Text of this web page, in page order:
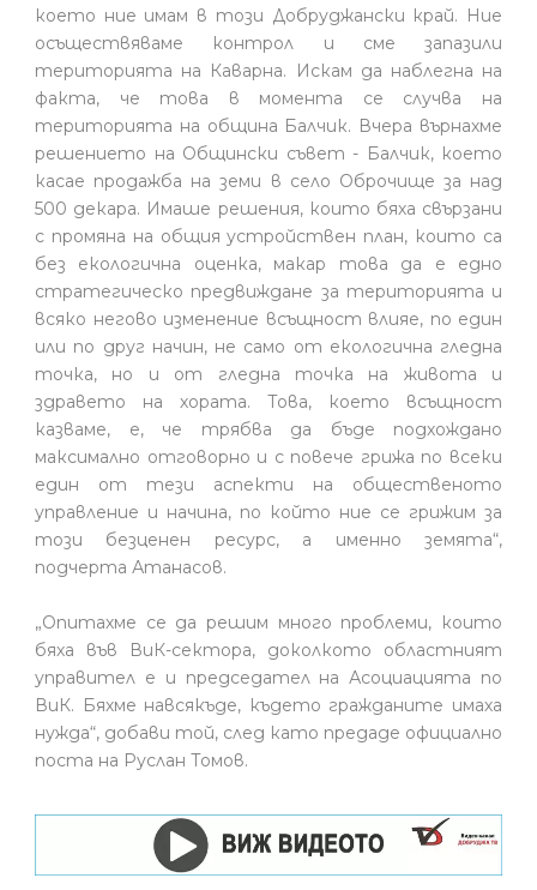
което ние имам в този Добруджански край. Ние
осъществяваме контрол и сме запазили
територията на Каварна. Искам да наблегна на
факта, че това в момента се случва на
територията на община Балчик. Вчера върнахме
решението на Общински съвет - Балчик, което
касае продажба на земи в село Оброчище за над
500 декара. Имаше решения, които бяха свързани
с промяна на общия устройствен план, които са
без екологична оценка, макар това да е едно
стратегическо предвиждане за територията и
всяко негово изменение всъщност влияе, по един
или по друг начин, не само от екологична гледна
точка, но и от гледна точка на живота и
здравето на хората. Това, което всъщност
казваме, е, че трябва да бъде подхождано
максимално отговорно и с повече грижа по всеки
един от тези аспекти на общественото
управление и начина, по който ние се грижим за
този безценен ресурс, а именно земята“,
подчерта Атанасов.
„Опитахме се да решим много проблеми, които
бяха във ВиК-сектора, доколкото областният
управител е и председател на Асоциацията по
ВиК. Бяхме навсякъде, където гражданите имаха
нужда“, добави той, след като предаде официално
поста на Руслан Томов.